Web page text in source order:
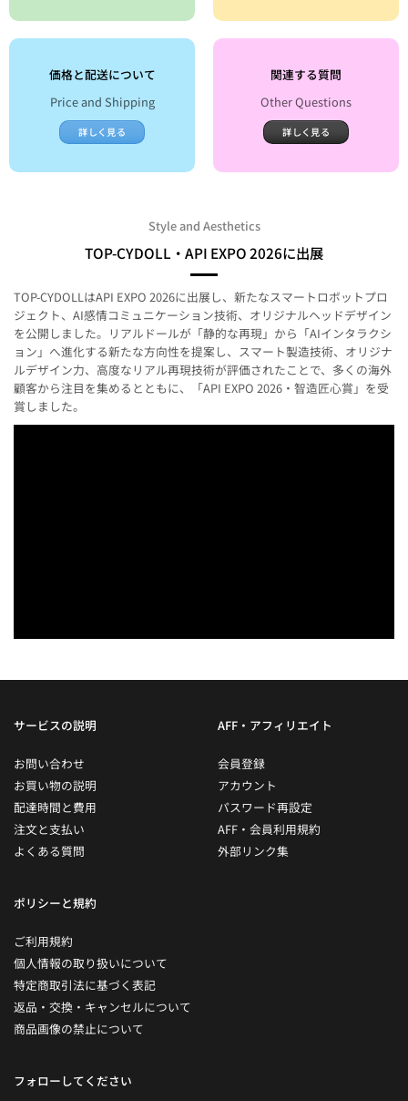
価格と配送について
Price and Shipping
詳しく見る
関連する質問
Other Questions
詳しく見る
Style and Aesthetics
TOP-CYDOLL・API EXPO 2026に出展
TOP-CYDOLLはAPI EXPO 2026に出展し、新たなスマートロボットプロ
ジェクト、AI感情コミュニケーション技術、オリジナルヘッドデザイン
を公開しました。リアルドールが「静的な再現」から「AIインタラクシ
ョン」へ進化する新たな方向性を提案し、スマート製造技術、オリジナ
ルデザイン力、高度なリアル再現技術が評価されたことで、多くの海外
顧客から注目を集めるとともに、「API EXPO 2026・智造匠心賞」を受
賞しました。
サービスの説明
お問い合わせ
お買い物の説明
配達時間と費用
注文と支払い
よくある質問
AFF・アフィリエイト
会員登録
アカウント
パスワード再設定
AFF・会員利用規約
外部リンク集
ポリシーと規約
ご利用規約
個人情報の取り扱いについて
特定商取引法に基づく表記
返品・交換・キャンセルについて
商品画像の禁止について
フォローしてください